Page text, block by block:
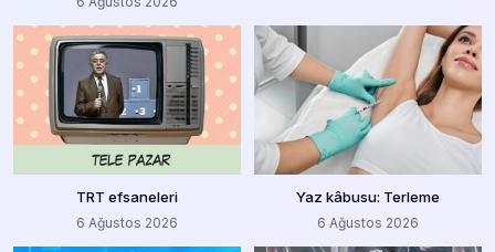
TRT efsaneleri
6 Ağustos 2026
Yaz kâbusu: Terleme
6 Ağustos 2026